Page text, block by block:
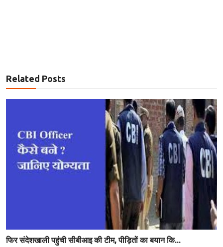
Related Posts
फिर संदेशखाली पहुंची सीबीआइ की टीम, पीड़ितों का बयान कि...